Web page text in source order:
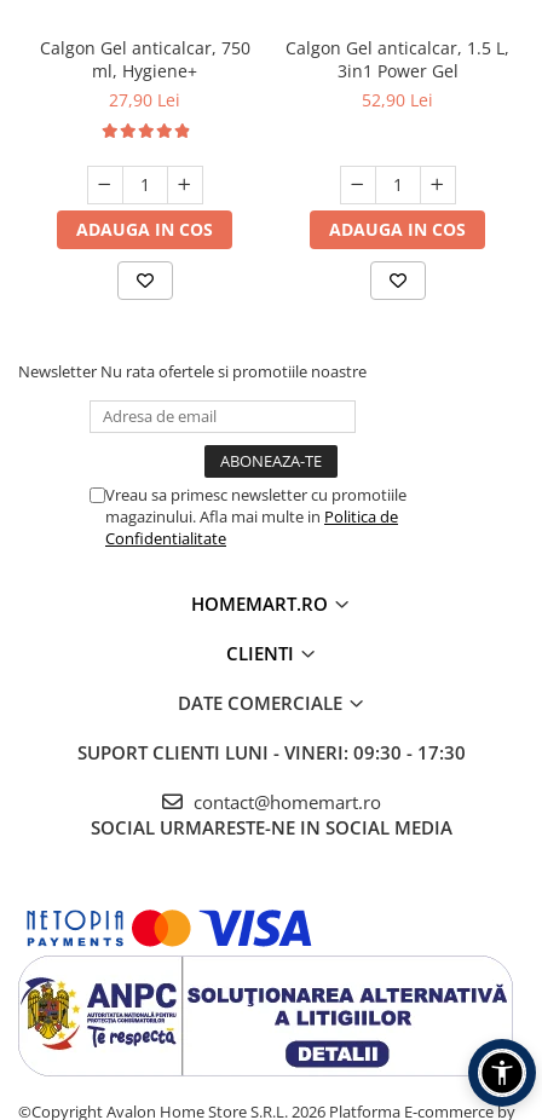
Calgon Gel anticalcar, 750
ml, Hygiene+
27,90 Lei
ADAUGA IN COS
Calgon Gel anticalcar, 1.5 L,
3in1 Power Gel
52,90 Lei
ADAUGA IN COS
Newsletter Nu rata ofertele si promotiile noastre
Vreau sa primesc newsletter cu promotiile
magazinului. Afla mai multe in Politica de
Confidentialitate
HOMEMART.RO
CLIENTI
DATE COMERCIALE
SUPORT CLIENTI LUNI - VINERI: 09:30 - 17:30
contact@homemart.ro
SOCIAL URMARESTE-NE IN SOCIAL MEDIA
©Copyright Avalon Home Store S.R.L. 2026 Platforma E-commerce by